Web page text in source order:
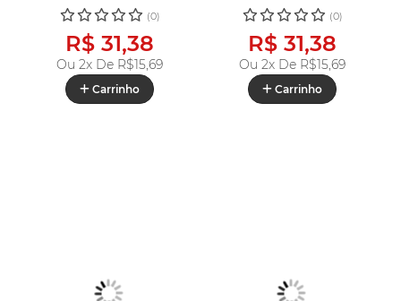
(0)
R$ 31,38
Ou 2x De R$15,69
Carrinho
(0)
R$ 31,38
Ou 2x De R$15,69
Carrinho